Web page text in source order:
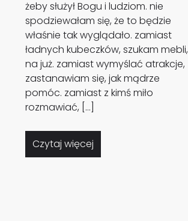
żeby służył Bogu i ludziom. nie
spodziewałam się, że to będzie
właśnie tak wyglądało. zamiast
ładnych kubeczków, szukam mebli,
na już. zamiast wymyślać atrakcje,
zastanawiam się, jak mądrze
pomóc. zamiast z kimś miło
rozmawiać, […]
Czytaj więcej